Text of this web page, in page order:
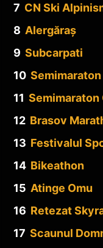
7 CN Ski
8 Alergăraș
9 Subcarpati
10
11 Semimaraton
12 Brasov
13 Festivalul
14 Bikeathon
15 Atinge Omu
16 Retezat
17 Scaunul